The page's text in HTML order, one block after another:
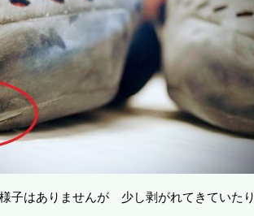
子はありませんが 少し剥がれてきていたり